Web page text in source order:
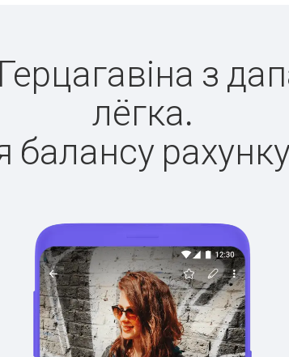
Герцагавіна з
лёгка.
балансу